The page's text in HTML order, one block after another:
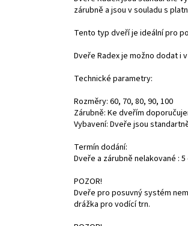
zárubně a jsou v souladu s
Tento typ dveří je ideální pro
Dveře Radex je možno dodat i
Technické parametry:
Rozměry: 60, 70, 80, 90, 100
Zárubně: Ke dveřím
Vybavení: Dveře jsou
Termín dodání:
Dveře a zárubně nelakované :
POZOR!
Dveře pro posuvný systém
drážka pro vodící trn.